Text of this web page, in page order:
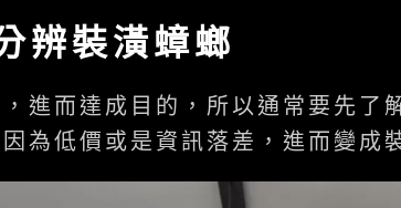
辨裝潢蟑螂
進而達成目的，所以通常要先了
為低價或是資訊落差，進而變成